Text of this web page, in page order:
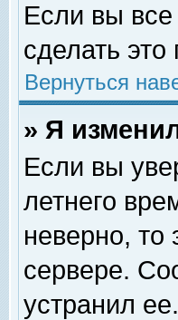
Если вы
сделать
Вернуться
» Я
Если вы
летнего
неверно, то
сервере.
устранил ее.